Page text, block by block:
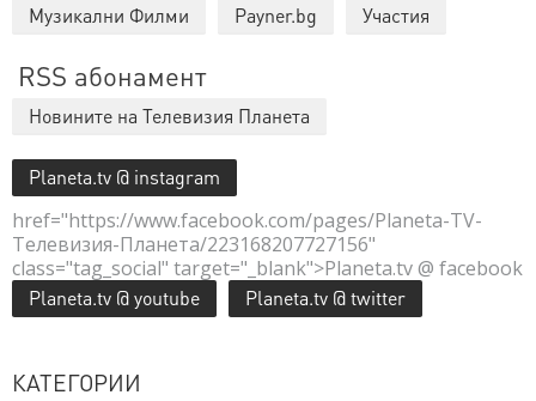
Музикални Филми
Payner.bg Участия
RSS абонамент
Новините на Телевизия Планета
Planeta.tv @ instagram
href="https://www.facebook.com/pages/Planeta-TV-
Телевизия-Планета/223168207727156"
class="tag_social" target="_blank">Planeta.tv @ facebook
Planeta.tv @ youtube Planeta.tv @ twitter
КАТЕГОРИИ